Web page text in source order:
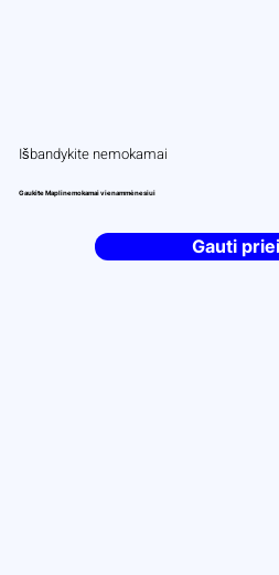
Išbandykite nemokamai
Gaukite Mapli nemokamai vienam mėnesiui
Gauti